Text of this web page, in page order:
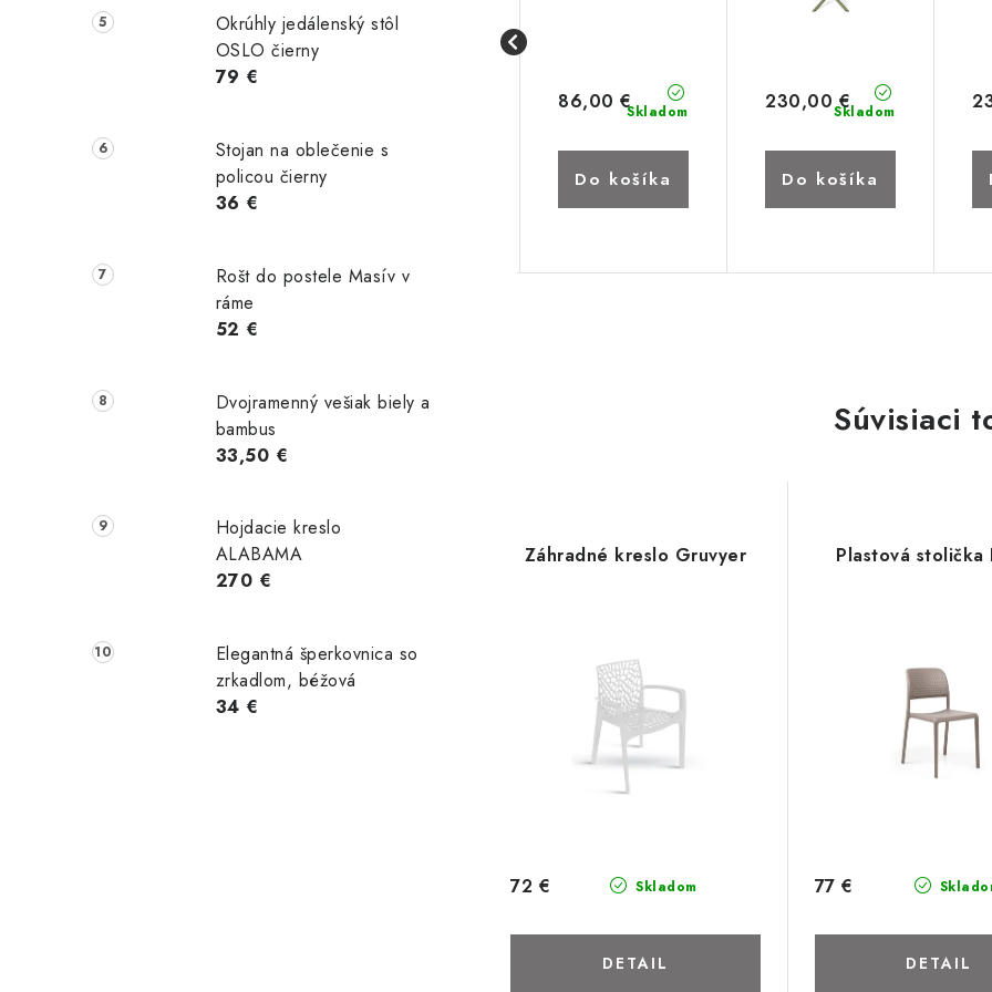
Okrúhly jedálenský stôl
OSLO čierny
79 €
Stojan na oblečenie s
policou čierny
36 €
Rošt do postele Masív v
ráme
52 €
Dvojramenný vešiak biely a
bambus
33,50 €
Hojdacie kreslo
ALABAMA
270 €
Elegantná šperkovnica so
zrkadlom, béžová
34 €
Do košíka
Skladom
86,00 €
Do košíka
Skladom
230,00 €
Do košíka
Súvisiaci
Záhradné kreslo Gruvyer
Skladom
72 €
DETAIL
Plastová stolička
77 €
DETAIL